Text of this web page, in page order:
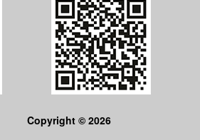
Copyright © 2026